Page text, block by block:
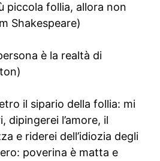
piccola follia, allora non
Shakespeare)
è la realtà di
il sipario della follia: mi
dipingerei l’amore, il
e riderei dell’idiozia degli
poverina è matta e